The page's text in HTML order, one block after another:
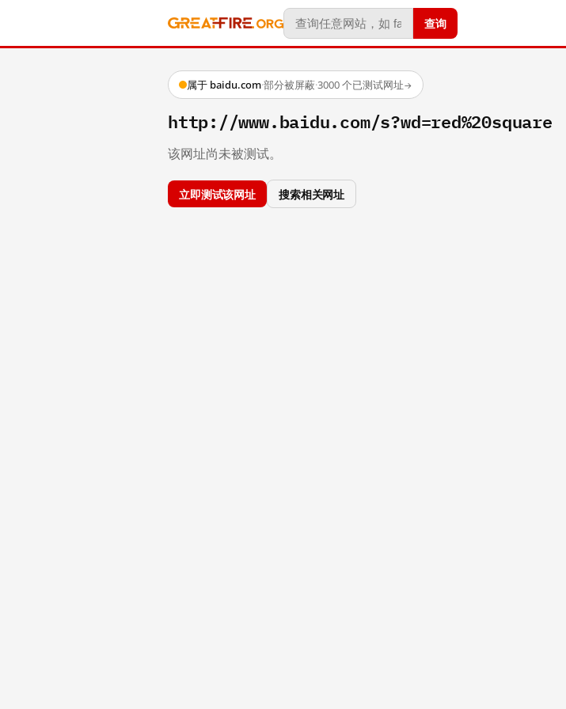
查询
属于 baidu.com·部分被屏蔽·3000 个已测试网址→
http://www.baidu.com/s?wd=red%20square
该网址尚未被测试。
立即测试该网址 搜索相关网址